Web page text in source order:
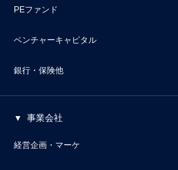
PEファンド
ベンチャーキャピタル
銀行・保険他
事業会社
経営企画・マーケ